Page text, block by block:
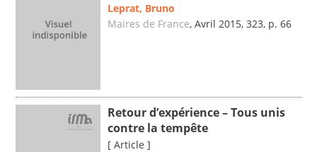
Leprat, Bruno
Maires de France, Avril 2015, 323, p. 66
Retour d’expérience – Tous unis
contre la tempête
[ Article ]